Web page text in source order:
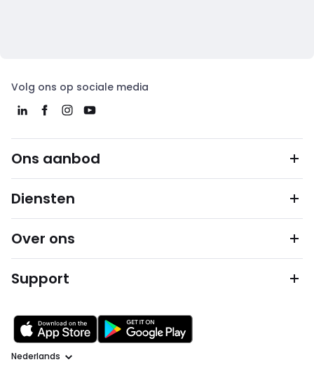
Volg ons op sociale media
Ons aanbod
Diensten
Over ons
Support
Taal